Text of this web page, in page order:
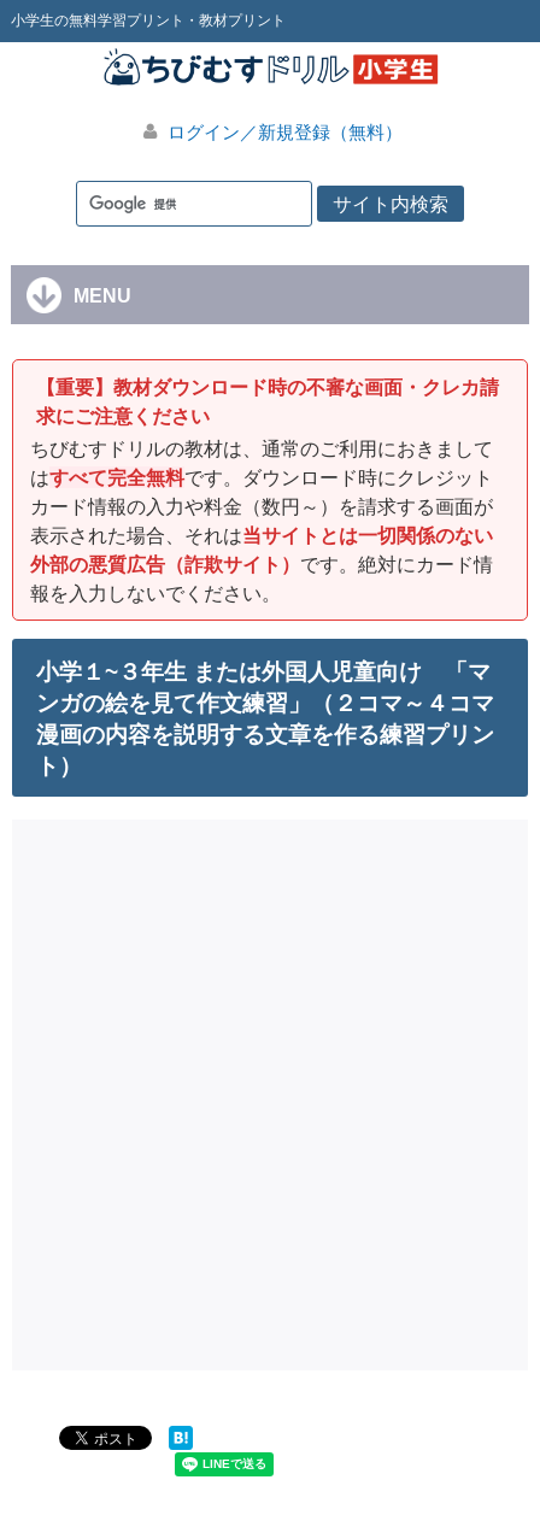
小学生の無料学習プリント・教材プリント
ログイン／新規登録（無料）
MENU
【重要】教材ダウンロード時の不審な画面・クレカ請
求にご注意ください
ちびむすドリルの教材は、通常のご利用におきまして
はすべて完全無料です。ダウンロード時にクレジット
カード情報の入力や料金（数円～）を請求する画面が
表示された場合、それは当サイトとは一切関係のない
外部の悪質広告（詐欺サイト） です。絶対にカード情
報を入力しないでください。
小学１~３年生 または外国人児童向け 「マ
ンガの絵を見て作文練習」（２コマ～４コマ
漫画の内容を説明する文章を作る練習プリン
ト）